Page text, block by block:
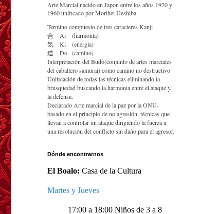
Arte Marcial nacido en Japon entre los años 1920 y
1960 unificado por Morihei Ueshiba
Termino compuesto de tres caracteres Kanji
合
Ai
(harmonía)
気
Ki
(energía)
道
Do (camino)
Interpretación del Budo(conjunto de artes marciales
del caballero samurai) como camino no destructivo
Unificación de todas las técnicas eliminando la
brusquedad buscando la harmonia entre el ataque y
la defensa.
Declarado Arte marcial de la paz por la ONU-
basado en el principio de no agresión, técnicas que
llevan a controlar un ataque dirigiendo la fuerza a
una resolución del conflicto sin daño para el agresor.
Dónde encontrarnos
El Boalo: Casa de la Cultura
Martes y Jueves
17:00 a 18:00 Niños de 3 a 8